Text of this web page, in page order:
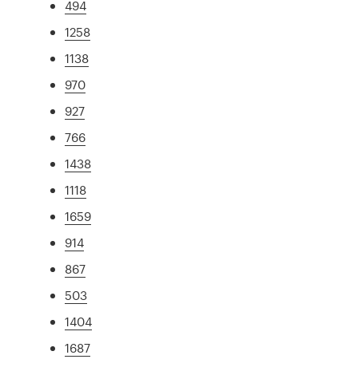
494
1258
1138
970
927
766
1438
1118
1659
914
867
503
1404
1687